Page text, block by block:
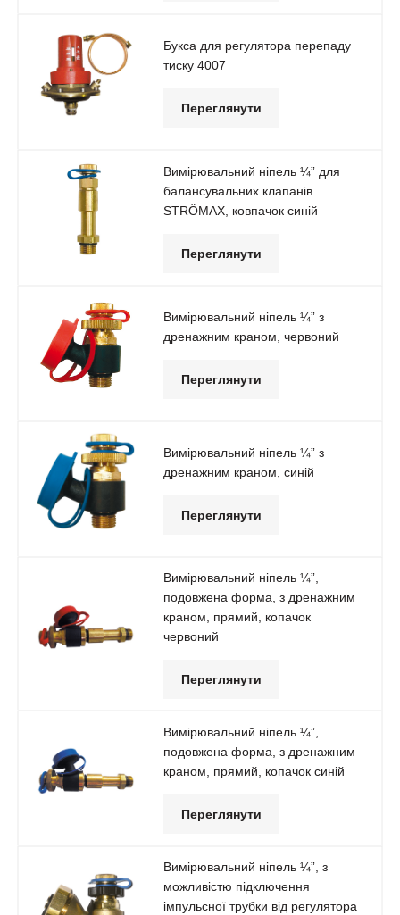
Букса для регулятора перепаду
тиску 4007
Переглянути
Вимірювальний ніпель ¼” для
балансувальних клапанів
STRÖMAX, ковпачок синій
Переглянути
Вимірювальний ніпель ¼” з
дренажним краном, червоний
Переглянути
Вимірювальний ніпель ¼” з
дренажним краном, синій
Переглянути
Вимірювальний ніпель ¼”,
подовжена форма, з дренажним
краном, прямий, копачок
червоний
Переглянути
Вимірювальний ніпель ¼”,
подовжена форма, з дренажним
краном, прямий, копачок синій
Переглянути
Вимірювальний ніпель ¼”, з
можливістю підключення
імпульсної трубки від регулятора